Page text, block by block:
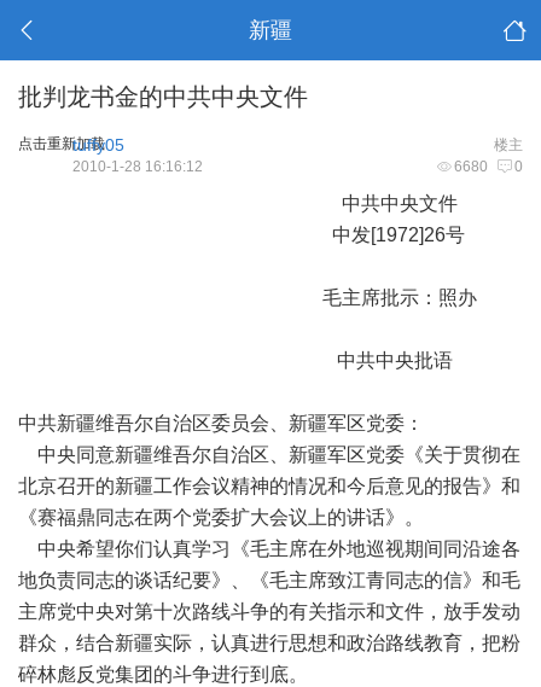
新疆
批判龙书金的中共中央文件
点击重新加载 楼主
tuffy05
6680 0
2010-1-28 16:16:12
中共中央文件
中发[1972]26号
毛主席批示：照办
中共中央批语
中共新疆维吾尔自治区委员会、新疆军区党委：
中央同意新疆维吾尔自治区、新疆军区党委《关于贯彻在
北京召开的新疆工作会议精神的情况和今后意见的报告》和
《赛福鼎同志在两个党委扩大会议上的讲话》。
中央希望你们认真学习《毛主席在外地巡视期间同沿途各
地负责同志的谈话纪要》、《毛主席致江青同志的信》和毛
主席党中央对第十次路线斗争的有关指示和文件，放手发动
群众，结合新疆实际，认真进行思想和政治路线教育，把粉
碎林彪反党集团的斗争进行到底。